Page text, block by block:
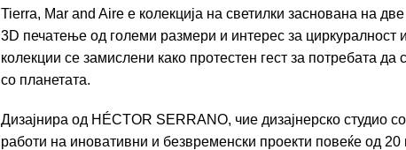
Tierra, Mar and Aire е колекција на светилки заснована на
3D печатење од големи размери и интерес за циркуралност
колекции се замислени како протестен гест за потребата
со планетата.
Дизајнира од HÉCTOR SERRANO, чие дизајнерско студио
работи на иновативни и безвременски проекти повеќе од 20